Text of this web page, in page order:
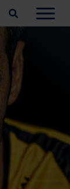
Suchfeld öffnen